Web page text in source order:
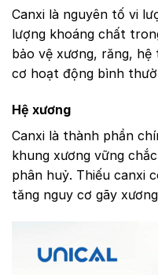
Canxi là nguyên tố vi
lượng khoáng chất
bảo vệ xương, răng,
cơ hoạt động bình
Hệ xương
Canxi là thành phần
khung xương vững
phân huỷ. Thiếu canxi
tăng nguy cơ gãy